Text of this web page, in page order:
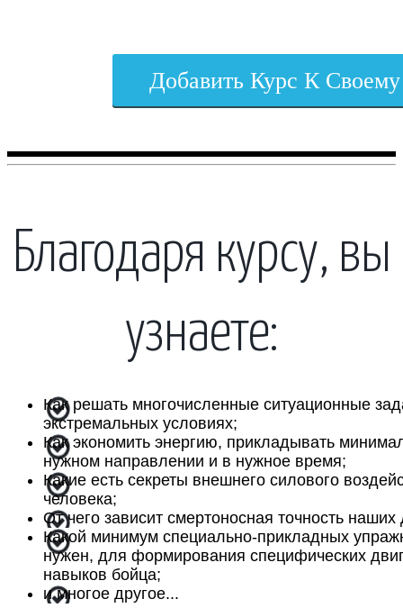
Добавить Курс К Своему
Благодаря курсу, вы
узнаете:
Как решать многочисленные ситуационные
экстремальных условиях;
Как экономить энергию, прикладывать
нужном направлении и в нужное время;
Какие есть секреты внешнего силового
человека;
От чего зависит смертоносная точность
Какой минимум специально-прикладных
нужен, для формирования специфических
навыков бойца;
и многое другое...